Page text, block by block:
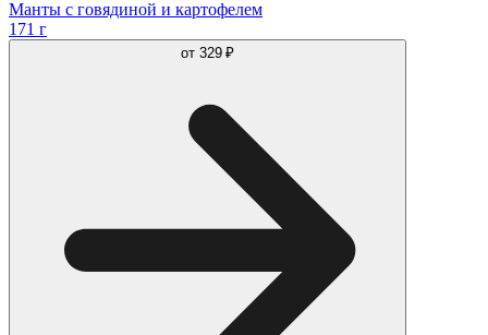
Манты c говядиной и картофелем
171 г
от 329 ₽